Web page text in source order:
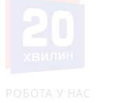
РОБОТА У НАС